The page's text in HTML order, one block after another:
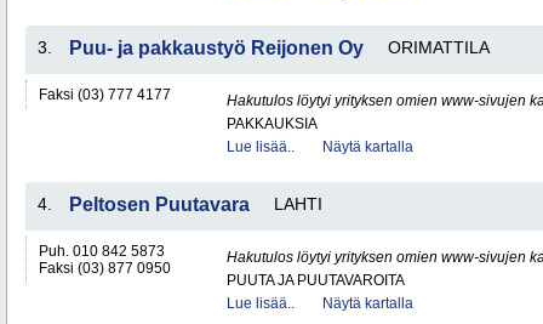
3. Puu- ja pakkaustyö Reijonen Oy ORIMATTILA
Faksi (03) 777 4177
Hakutulos löytyi yrityksen omien www-sivujen
PAKKAUKSIA
Lue lisää..
Näytä kartalla
4. Peltosen Puutavara LAHTI
Puh. 010 842 5873
Faksi (03) 877 0950
Hakutulos löytyi yrityksen omien www-sivujen
PUUTA JA PUUTAVAROITA
Lue lisää..
Näytä kartalla